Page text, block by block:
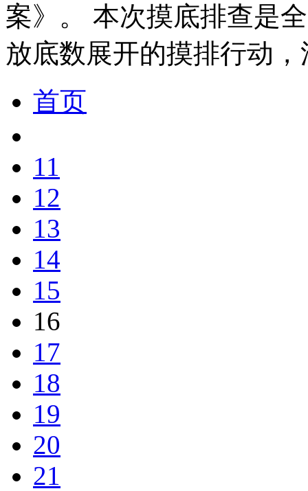
案》。 本次摸底排查是
放底数展开的摸排行动，
首页
11
12
13
14
15
16
17
18
19
20
21